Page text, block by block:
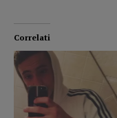
Correlati